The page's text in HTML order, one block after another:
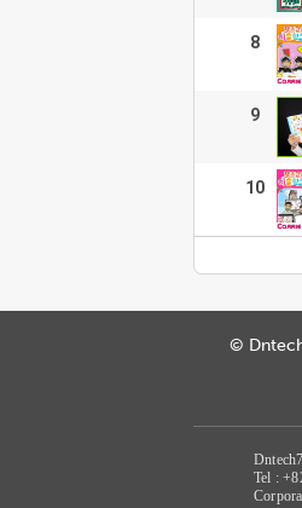
8
9
10
©
Tel :